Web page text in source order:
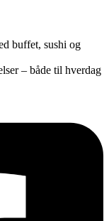
buffet, sushi og
– både til hverdag